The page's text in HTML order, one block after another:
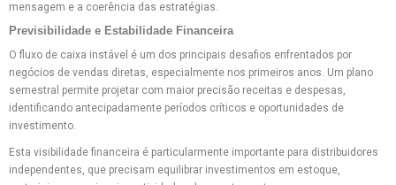
mensagem e a coerência das estratégias.
Previsibilidade e Estabilidade Financeira
O fluxo de caixa instável é um dos principais desafios enfrentados por
negócios de vendas diretas, especialmente nos primeiros anos. Um plano
semestral permite projetar com maior precisão receitas e despesas,
identificando antecipadamente períodos críticos e oportunidades de
investimento.
Esta visibilidade financeira é particularmente importante para distribuidores
independentes, que precisam equilibrar investimentos em estoque,